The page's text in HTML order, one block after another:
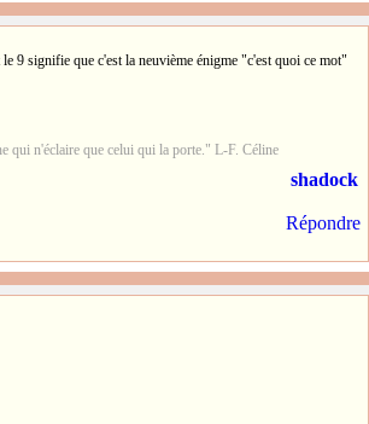
9 signifie que c'est la neuvième énigme "c'est quoi ce mot"
qui n'éclaire que celui qui la porte." L-F. Céline
shadock
Répondre